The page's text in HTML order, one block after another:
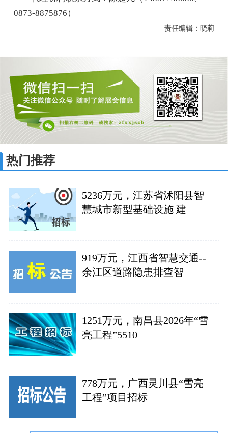
0873-8875876）
责任编辑：晓莉
热门推荐
5236万元，江苏省沭阳县智
慧城市新型基础设施 建
919万元，江西省智慧交通--
余江区道路隐患排查智
1251万元，南昌县2026年“雪
亮工程”5510
778万元，广西灵川县“雪亮
工程”项目招标